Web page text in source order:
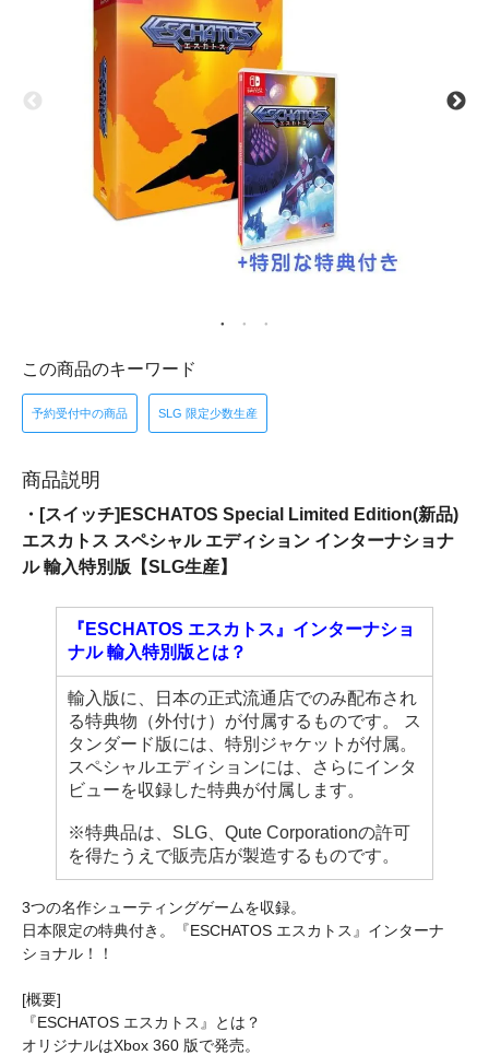
この商品のキーワード
予約受付中の商品 SLG 限定少数生産
商品説明
・[スイッチ]ESCHATOS Special Limited Edition(新品)
エスカトス スペシャル エディション インターナショナ
ル 輸入特別版【SLG生産】
『ESCHATOS エスカトス』インターナショ
ナル 輸入特別版とは？
輸入版に、日本の正式流通店でのみ配布され
る特典物（外付け）が付属するものです。 ス
タンダード版には、特別ジャケットが付属。
スペシャルエディションには、さらにインタ
ビューを収録した特典が付属します。
※特典品は、SLG、Qute Corporationの許可
を得たうえで販売店が製造するものです。
3つの名作シューティングゲームを収録。
日本限定の特典付き。『ESCHATOS エスカトス』インターナ
ショナル！！
[概要]
『ESCHATOS エスカトス』とは？
オリジナルはXbox 360 版で発売。